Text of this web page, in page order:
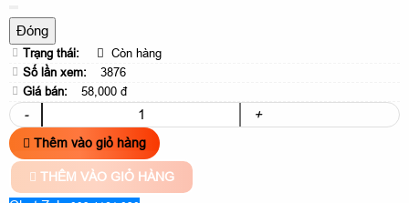
Đóng
Trạng thái:
Còn hàng
Số lần xem:
3876
Giá bán:
58,000 đ
- +
Thêm vào giỏ hàng
THÊM VÀO GIỎ HÀNG